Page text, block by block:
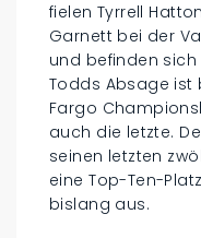
fielen Tyrrell
Garnett bei der
und befinden
Todds Absage ist
Fargo
auch die letzte.
seinen letzten
eine Top-Ten-
bislang aus.